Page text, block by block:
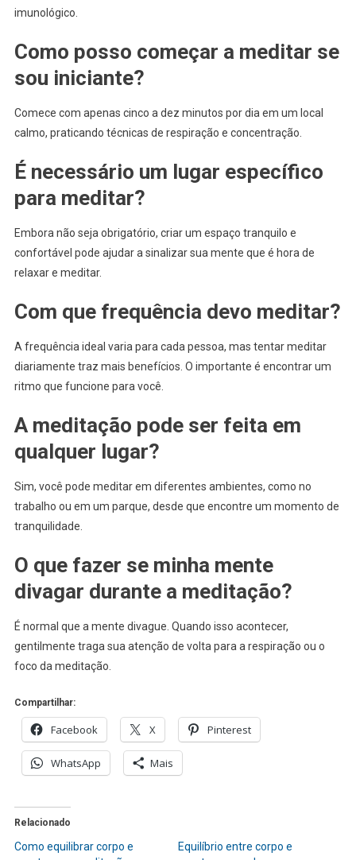
imunológico.
Como posso começar a meditar se
sou iniciante?
Comece com apenas cinco a dez minutos por dia em um local
calmo, praticando técnicas de respiração e concentração.
É necessário um lugar específico
para meditar?
Embora não seja obrigatório, criar um espaço tranquilo e
confortável pode ajudar a sinalizar sua mente que é hora de
relaxar e meditar.
Com que frequência devo meditar?
A frequência ideal varia para cada pessoa, mas tentar meditar
diariamente traz mais benefícios. O importante é encontrar um
ritmo que funcione para você.
A meditação pode ser feita em
qualquer lugar?
Sim, você pode meditar em diferentes ambientes, como no
trabalho ou em um parque, desde que encontre um momento de
tranquilidade.
O que fazer se minha mente
divagar durante a meditação?
É normal que a mente divague. Quando isso acontecer,
gentilmente traga sua atenção de volta para a respiração ou o
foco da meditação.
Compartilhar:
Facebook X Pinterest
WhatsApp Mais
Relacionado
Como equilibrar corpo e
Equilíbrio entre corpo e